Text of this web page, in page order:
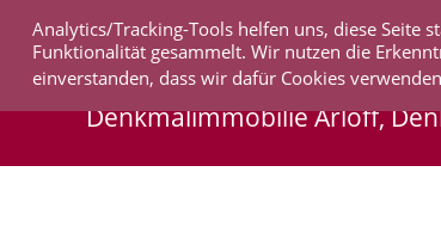
Analytics/Tracking-Tools helfen uns, diese Seite
Funktionalität gesammelt. Wir nutzen die
einverstanden, dass wir dafür Cookies
Denkmalimmobilie Arloff,